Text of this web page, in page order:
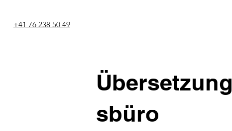
Übersetzung
sbüro
+41 76 238 50 49